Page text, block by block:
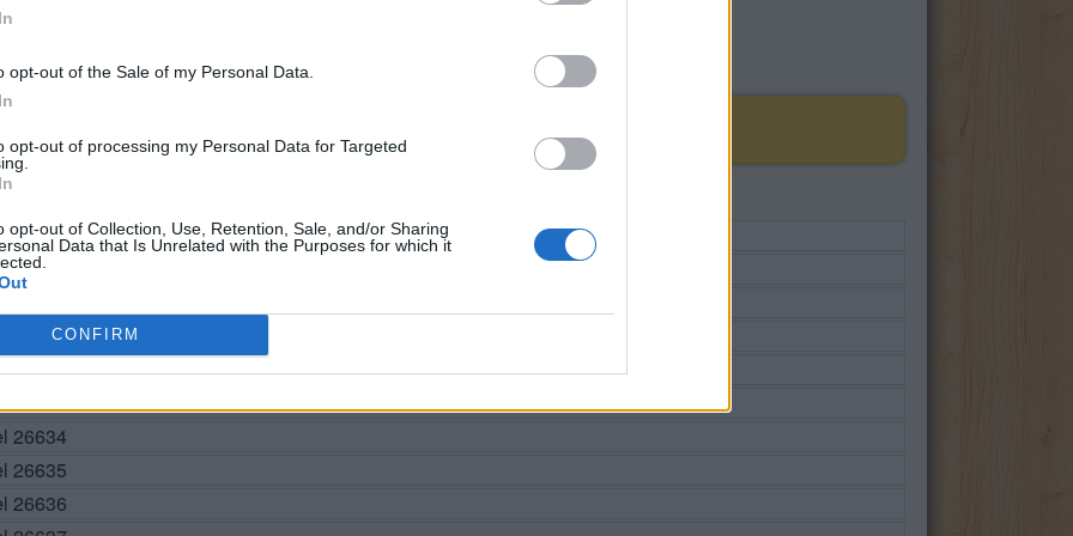
opt-out of the Sale of my Personal Data.
opt-out of processing my Personal Data for Targeted
opt-out of Collection, Use, Retention, Sale, and/or Sharing
Data that Is Unrelated with the Purposes for which it
CONFIRM
BUSCAR MÁS RESPUESTAS
26628
26631
26632
26633
26634
26635
26636